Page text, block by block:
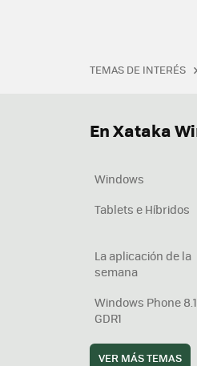
TEMAS DE INTERÉS
En Xataka
Windows
Tablets e Híbridos
La aplicación de la
semana
Windows Phone 8.1
GDR1
VER MÁS TEMAS